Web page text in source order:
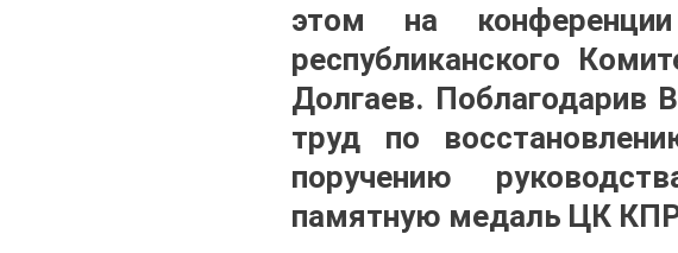
этом на конференции
республиканского
Долгаев. Поблагодарив
труд по
поручению
памятную медаль ЦК